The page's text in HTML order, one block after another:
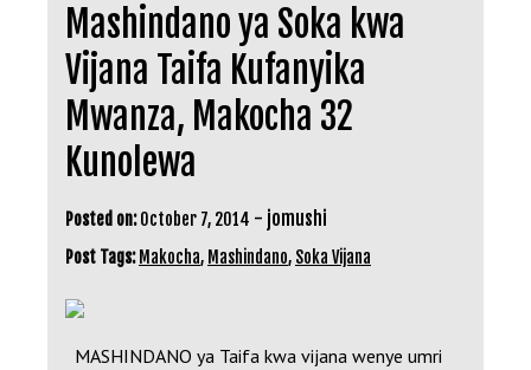
Mashindano ya Soka kwa
Vijana Taifa Kufanyika
Mwanza, Makocha 32
Kunolewa
Posted on: October 7, 2014 - jomushi
Post Tags: Makocha, Mashindano, Soka Vijana
MASHINDANO ya Taifa kwa vijana wenye umri